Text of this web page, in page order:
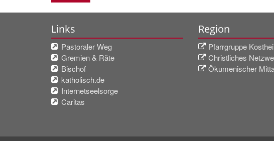
Links
Pastoraler Weg
Gremien & Räte
Bischof
katholisch.de
Internetseelsorge
Caritas
Region
Pfarrgruppe
Christliches
Ökumenischer